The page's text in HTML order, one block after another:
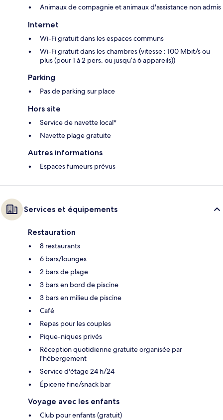
Animaux de compagnie et animaux d'assistance non admis
Internet
Wi-Fi gratuit dans les espaces communs
Wi-Fi gratuit dans les chambres (vitesse : 100 Mbit/s ou
plus (pour 1 à 2 pers. ou jusqu’à 6 appareils))
Parking
Pas de parking sur place
Hors site
Service de navette local*
Navette plage gratuite
Autres informations
Espaces fumeurs prévus
Services et équipements
Restauration
8 restaurants
6 bars/lounges
2 bars de plage
3 bars en bord de piscine
3 bars en milieu de piscine
Café
Repas pour les couples
Pique-niques privés
Réception quotidienne gratuite organisée par
l'hébergement
Service d'étage 24 h/24
Épicerie fine/snack bar
Voyage avec les enfants
Club pour enfants (gratuit)